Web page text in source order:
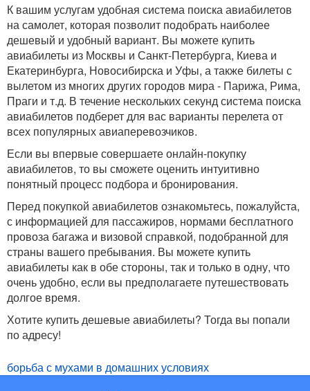
К вашим услугам удобная система поиска авиабилетов
на самолет, которая позволит подобрать наиболее
дешевый и удобный вариант. Вы можете купить
авиабилеты из Москвы и Санкт-Петербурга, Киева и
Екатеринбурга, Новосибирска и Уфы, а также билеты с
вылетом из многих других городов мира - Парижа, Рима,
Праги и т.д. В течение нескольких секунд система поиска
авиабилетов подберет для вас варианты перелета от
всех популярных авиаперевозчиков.
Если вы впервые совершаете онлайн-покупку
авиабилетов, то вы сможете оценить интуитивно
понятный процесс подбора и бронирования.
Перед покупкой авиабилетов ознакомьтесь, пожалуйста,
с информацией для пассажиров, нормами бесплатного
провоза багажа и визовой справкой, подобранной для
страны вашего пребывания. Вы можете купить
авиабилеты как в обе стороны, так и только в одну, что
очень удобно, если вы предполагаете путешествовать
долгое время.
Хотите купить дешевые авиабилеты? Тогда вы попали
по адресу!
борьба с мухами в домашних условиях